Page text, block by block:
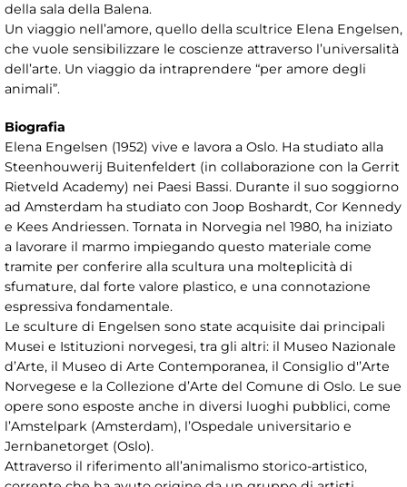
della sala della Balena.
Un viaggio nell’amore, quello della scultrice Elena Engelsen,
che vuole sensibilizzare le coscienze attraverso l’universalità
dell’arte. Un viaggio da intraprendere “per amore degli
animali”.
Biografia
Elena Engelsen (1952) vive e lavora a Oslo. Ha studiato alla
Steenhouwerij Buitenfeldert (in collaborazione con la Gerrit
Rietveld Academy) nei Paesi Bassi. Durante il suo soggiorno
ad Amsterdam ha studiato con Joop Boshardt, Cor Kennedy
e Kees Andriessen. Tornata in Norvegia nel 1980, ha iniziato
a lavorare il marmo impiegando questo materiale come
tramite per conferire alla scultura una molteplicità di
sfumature, dal forte valore plastico, e una connotazione
espressiva fondamentale.
Le sculture di Engelsen sono state acquisite dai principali
Musei e Istituzioni norvegesi, tra gli altri: il Museo Nazionale
d’Arte, il Museo di Arte Contemporanea, il Consiglio d'’Arte
Norvegese e la Collezione d’Arte del Comune di Oslo. Le sue
opere sono esposte anche in diversi luoghi pubblici, come
l’Amstelpark (Amsterdam), l’Ospedale universitario e
Jernbanetorget (Oslo).
Attraverso il riferimento all’animalismo storico-artistico,